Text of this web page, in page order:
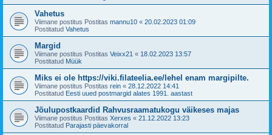
Vahetus
Viimane postitus Postitas mannu10 « 20.02.2023 01:09
Postitatud Vahetus
Margid
Viimane postitus Postitas Veixx21 « 18.02.2023 13:57
Postitatud Müük
Miks ei ole https://viki.filateelia.ee/lehel enam margipilte.
Viimane postitus Postitas rein « 28.12.2022 14:41
Postitatud Eesti uued postmargid alates 1991. aastast
Jõulupostkaardid Rahvusraamatukogu väikeses majas
Viimane postitus Postitas Xerxes « 21.12.2022 13:23
Postitatud Parajasti päevakorral